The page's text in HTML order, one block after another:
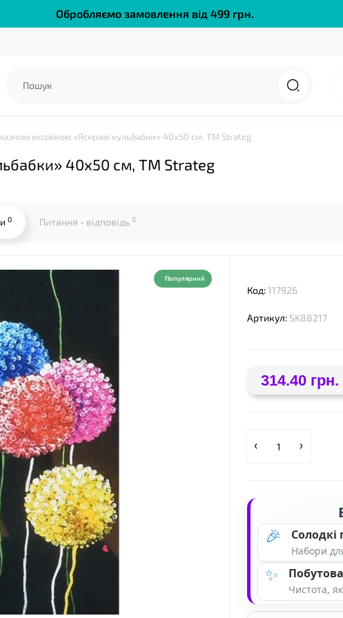
Обробляємо замовлення від 499 грн.
мозаїкою «Яскраві кульбабки» 40х50 см, ТМ Strateg
40х50 см, ТМ Strateg
0 Питання - відповідь 0
Популярний
Код:117926
Артикул: SK88217
314.40 грн.
🎉 Солодкі
Набори
✨
Чистота,